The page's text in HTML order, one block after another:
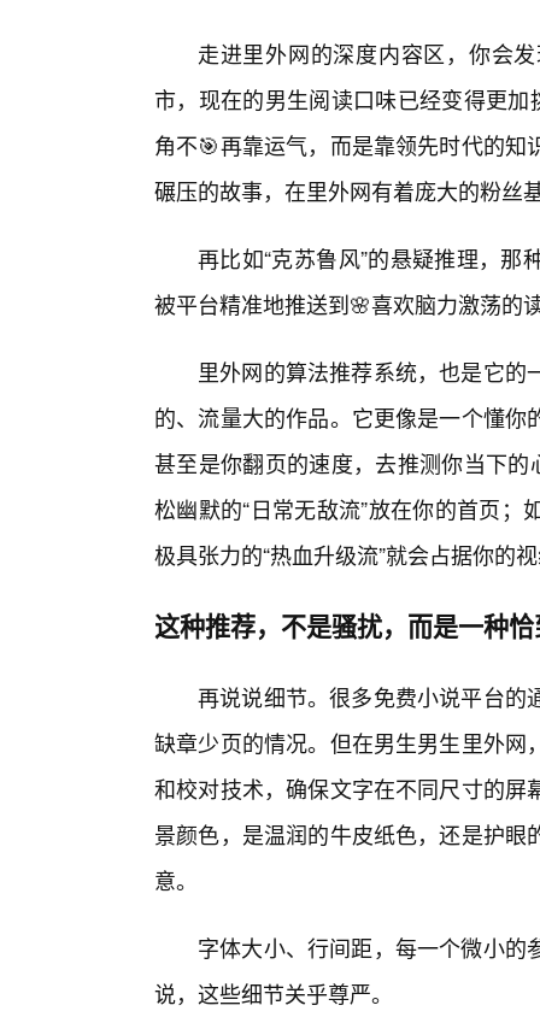
走进里外网的深度内容区，你会
市，现在的男生阅读口味已经变得更
角不🎯再靠运气，而是靠领先时代的
碾压的故事，在里外网有着庞大的粉丝
再比如“克苏鲁风”的悬疑推理，
被平台精准地推送到🌸喜欢脑力激荡的
里外网的算法推荐系统，也是它
的、流量大的作品。它更像是一个懂
甚至是你翻页的速度，去推测你当下
松幽默的“日常无敌流”放在你的首页
极具张力的“热血升级流”就会占据你的
这种推荐，不是骚扰，而是一种
再说说细节。很多免费小说平台的
缺章少页的情况。但在男生男生里外
和校对技术，确保文字在不同尺寸的
景颜色，是温润的牛皮纸色，还是护
意。
字体大小、行间距，每一个微小
说，这些细节关乎尊严。